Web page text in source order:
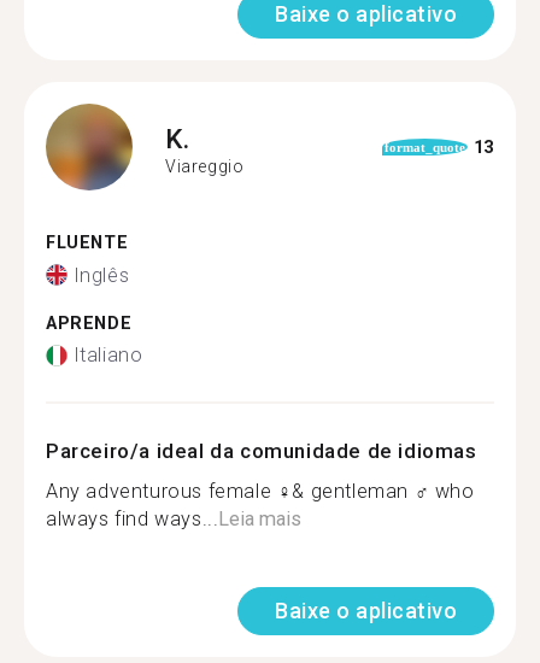
Baixe o aplicativo
K.
Viareggio
format_quote 13
FLUENTE
Inglês
APRENDE
Italiano
Parceiro/a ideal da comunidade de idiomas
Any adventurous female ‍♀️& gentleman ‍♂️ who
always find ways...Leia mais
Baixe o aplicativo